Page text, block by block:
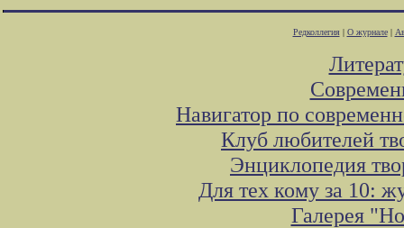
Редколлегия| О журнале|
Навигатор по
Клуб любителей
Энциклопедия
Для тех кому за 10:
Галерея